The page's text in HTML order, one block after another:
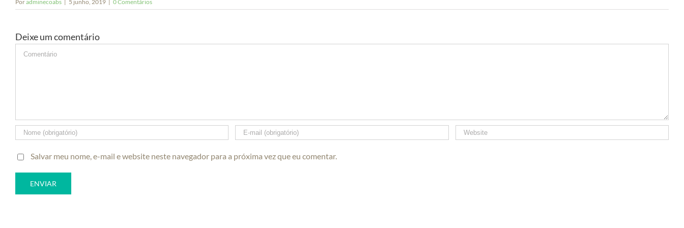
Poradminecoabs | 5 junho, 2019 | 0 Comentários
Deixe um comentário
Comment
Salvar meu nome, e-mail e website neste navegador para a próxima vez que eu comentar.